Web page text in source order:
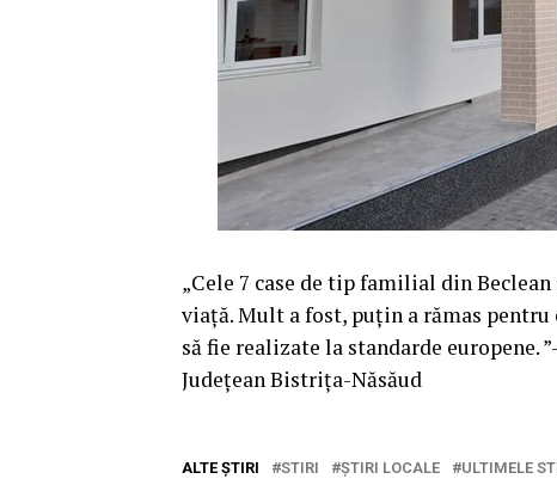
„Cele 7 case de tip familial din
viață. Mult a fost, puțin a rămas
să fie realizate la standarde europene.
Județean Bistrița-Năsăud
ALTE ȘTIRI STIRI ȘTIRI LOCALE ULTIMELE